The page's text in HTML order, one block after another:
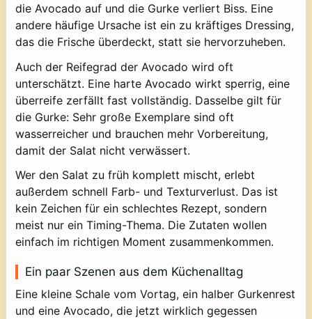
die Avocado auf und die Gurke verliert Biss. Eine
andere häufige Ursache ist ein zu kräftiges Dressing,
das die Frische überdeckt, statt sie hervorzuheben.
Auch der Reifegrad der Avocado wird oft
unterschätzt. Eine harte Avocado wirkt sperrig, eine
überreife zerfällt fast vollständig. Dasselbe gilt für
die Gurke: Sehr große Exemplare sind oft
wasserreicher und brauchen mehr Vorbereitung,
damit der Salat nicht verwässert.
Wer den Salat zu früh komplett mischt, erlebt
außerdem schnell Farb- und Texturverlust. Das ist
kein Zeichen für ein schlechtes Rezept, sondern
meist nur ein Timing-Thema. Die Zutaten wollen
einfach im richtigen Moment zusammenkommen.
Ein paar Szenen aus dem Küchenalltag
Eine kleine Schale vom Vortag, ein halber Gurkenrest
und eine Avocado, die jetzt wirklich gegessen